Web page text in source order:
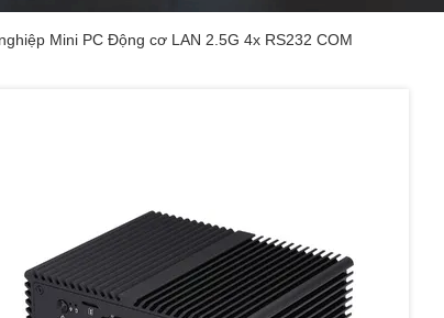
Mini PC Động cơ LAN 2.5G 4x RS232 COM